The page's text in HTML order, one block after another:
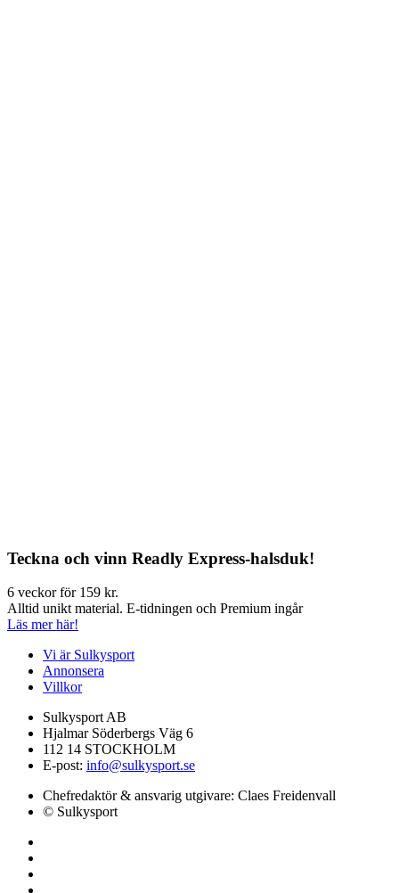
Teckna och vinn Readly Express-halsduk!
6 veckor för 159 kr.
Alltid unikt material. E-tidningen och Premium ingår
Läs mer här!
Vi är Sulkysport
Annonsera
Villkor
Sulkysport AB
Hjalmar Söderbergs Väg 6
112 14 STOCKHOLM
E-post: info@sulkysport.se
Chefredaktör & ansvarig utgivare: Claes Freidenvall
© Sulkysport